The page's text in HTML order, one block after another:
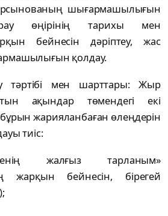
шығармашылығын
өңірінің тарихы мен
бейнесін дәріптеу, жас
қолдау.
тәртібі мен шарттары: Жыр
ақындар төмендегі екі
жарияланбаған өлеңдерін
тиіс:
жалғыз тарланым»
жарқын бейнесін, бірегей